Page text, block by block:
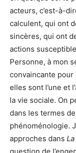
acteurs, c’est-à-
calculent, qui ont
sincères, qui ont
actions
Personne, à mon
convaincante
elles sont l’une et
la vie sociale. On
dans les termes
phénoménologie.
approches dans